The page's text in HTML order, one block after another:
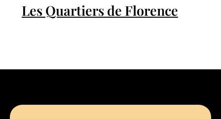
Les Quartiers de Florence